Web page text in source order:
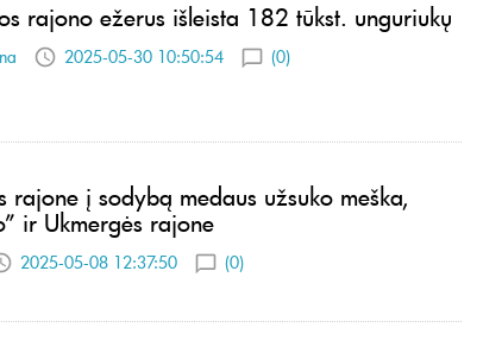
rajono ežerus išleista 182 tūkst. unguriukų
2025-05-30 10:50:54 (0)
rajone į sodybą medaus užsuko meška,
ir Ukmergės rajone
2025-05-08 12:37:50 (0)